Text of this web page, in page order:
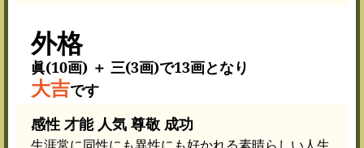
外格
眞(10画) ＋ 三(3画)で13画となり
大吉です
感性 才能 人気 尊敬 成功